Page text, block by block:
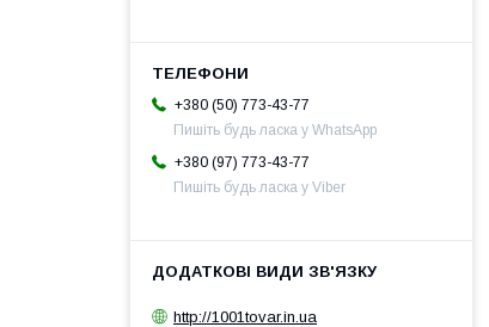
+380 (50) 773-43-77
Пишіть будь ласка у WhatsApp
+380 (97) 773-43-77
Пишіть будь ласка у Viber
http://1001tovar.in.ua